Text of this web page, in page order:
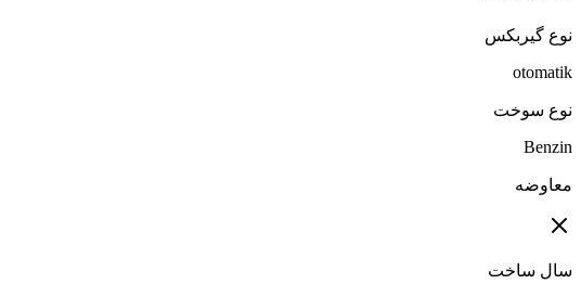
نوع گیربکس
otomatik
نوع سوخت
Benzin
معاوضه
سال ساخت